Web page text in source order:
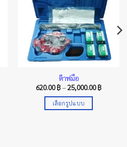
ต๊าฟมือ
620.00฿–25,000.00฿Price
เลือกรูปแบบ